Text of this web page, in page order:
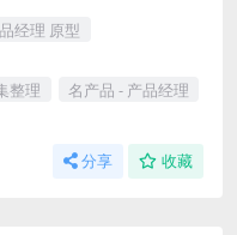
经理 原型
整理
名产品 - 产品经理
分享 收藏